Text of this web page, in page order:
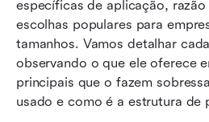
específicas de aplicação, razão
escolhas populares para
tamanhos. Vamos detalhar
observando o que ele oferece
principais que o fazem
usado e como é a estrutura de